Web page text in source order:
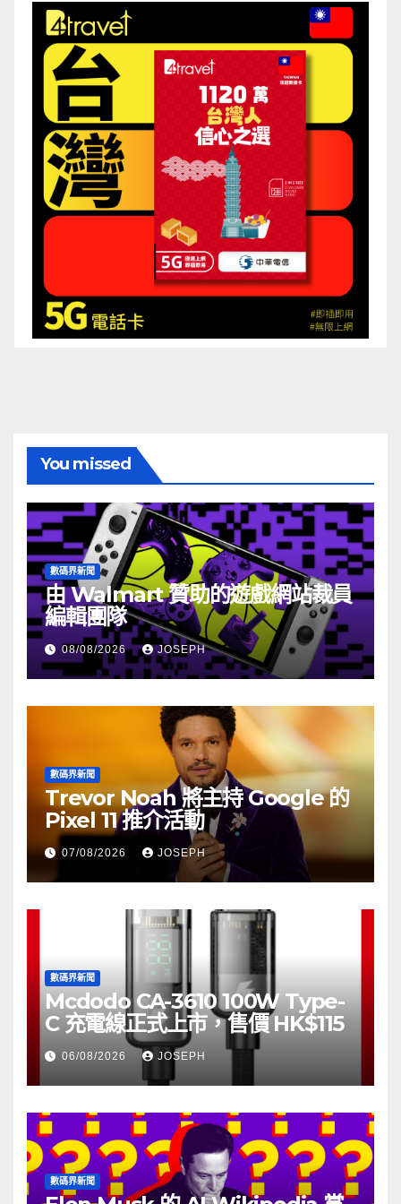
You missed
數碼界新聞
由 Walmart 贊助的遊戲網站裁員
編輯團隊
08/08/2026 JOSEPH
數碼界新聞
Trevor Noah 將主持 Google 的
Pixel 11 推介活動
07/08/2026 JOSEPH
數碼界新聞
Mcdodo CA-3610 100W Type-
C 充電線正式上市，售價 HK$115
06/08/2026 JOSEPH
數碼界新聞